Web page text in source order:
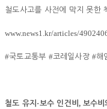
철도사고를 사전에 막지 못한
www.news1.kr/articles/
#국토교통부 #코레일사장#해
철도 유지 ·보수 인건비, 보수비